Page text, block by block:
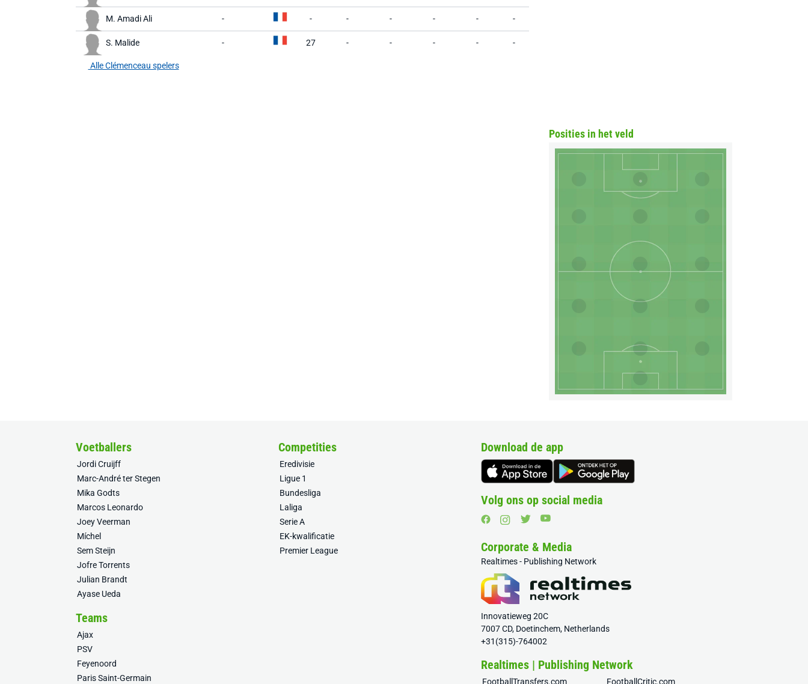
M. Amadi Ali - - - - - - -
S. Malide - 27 - - - - -
Alle Clémenceau spelers
Posities in het veld
Voetballers
Jordi Cruijff
Marc-André ter Stegen
Mika Godts
Marcos Leonardo
Joey Veerman
Míchel
Sem Steijn
Jofre Torrents
Julian Brandt
Ayase Ueda
Competities
Eredivisie
Ligue 1
Bundesliga
Laliga
Serie A
EK-kwalificatie
Premier League
Teams
Ajax
PSV
Feyenoord
Paris Saint-Germain
Download de app
Volg ons op social media
Corporate & Media
Realtimes - Publishing Network
Innovatieweg 20C
7007 CD, Doetinchem, Netherlands
+31(315)-764002
Realtimes | Publishing Network
FootballTransfers.com FootballCritic.com